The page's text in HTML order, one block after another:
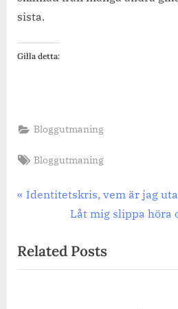
sista.
Gilla detta:
Bloggutmaning
Tags:
Bloggutmaning
Previous
Identitetskris, vem är jag
Next
Låt mig slippa höra
Related Posts